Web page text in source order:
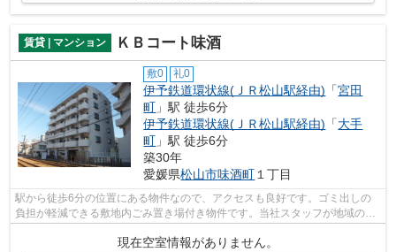
賃貸 | マンション ＫＢコート味酒
敷0 礼0
伊予鉄道環状線(ＪＲ松山駅経由) 「宮田
町 」駅 徒歩6分
伊予鉄道環状線(ＪＲ松山駅経由) 「大手
町 」駅 徒歩6分
築30年
愛媛県松山市味酒町 １丁目
駅から徒歩6分の位置にある物件なので、アクセスも良好です。ゴミ出しの
負担が軽減できる敷地内ごみ置き場付き物件です。当社スタッフが地域の賃
貸情報をご提供いたします。お客様のこ...
現在空室情報がありません。